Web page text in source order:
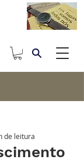
de leitura